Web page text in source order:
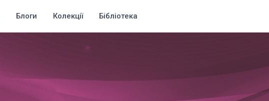
Блоги Колекції Бібліотека